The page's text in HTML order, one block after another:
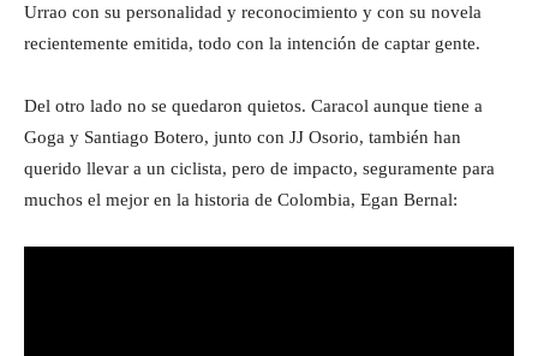
Urrao con su personalidad y reconocimiento y con su novela
recientemente emitida, todo con la intención de captar gente.
Del otro lado no se quedaron quietos. Caracol aunque tiene a
Goga y Santiago Botero, junto con JJ Osorio, también han
querido llevar a un ciclista, pero de impacto, seguramente para
muchos el mejor en la historia de Colombia, Egan Bernal: